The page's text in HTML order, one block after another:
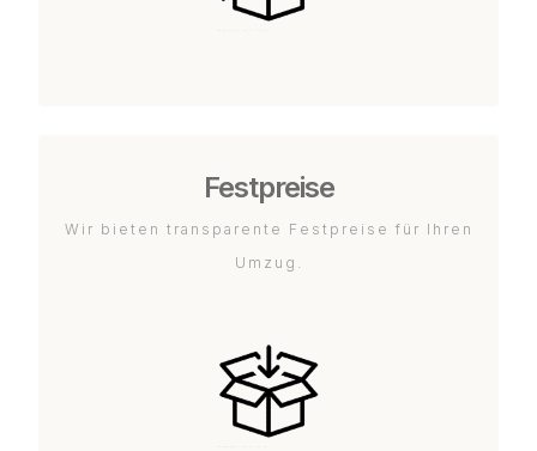
Festpreise
Wir bieten transparente Festpreise für Ihren
Umzug.